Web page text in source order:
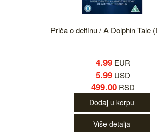
Priča o delfinu / A Dolphin Tale
4.99 EUR
5.99 USD
499.00 RSD
Dodaj u korpu
Više detalja